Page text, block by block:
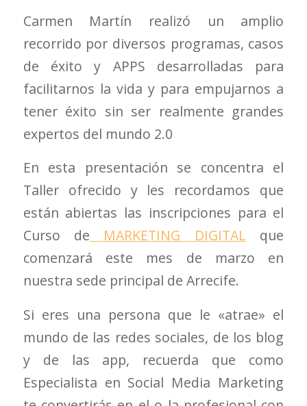
Carmen Martín realizó un amplio
recorrido por diversos programas, casos
de éxito y APPS desarrolladas para
facilitarnos la vida y para empujarnos a
tener éxito sin ser realmente grandes
expertos del mundo 2.0
En esta presentación se concentra el
Taller ofrecido y les recordamos que
están abiertas las inscripciones para el
Curso de MARKETING DIGITAL que
comenzará este mes de marzo en
nuestra sede principal de Arrecife.
Si eres una persona que le «atrae» el
mundo de las redes sociales, de los blog
y de las app, recuerda que como
Especialista en Social Media Marketing